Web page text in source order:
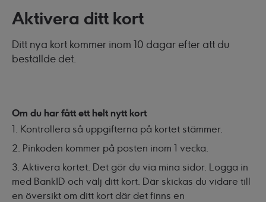
Aktivera ditt kort
Ditt nya kort kommer inom 10 dagar efter att du
beställde det.
Om du har fått ett helt nytt kort
1. Kontrollera så uppgifterna på kortet stämmer.
2. Pinkoden kommer på posten inom 1 vecka.
3. Aktivera kortet. Det gör du via mina sidor. Logga in
med BankID och välj ditt kort. Där skickas du vidare till
en översikt om ditt kort där det finns en